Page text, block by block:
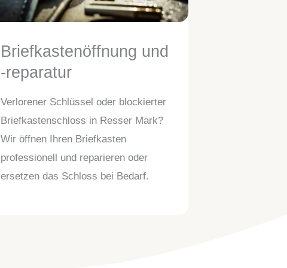
Briefkastenöffnung und
-reparatur
Verlorener Schlüssel oder blockierter
Briefkastenschloss in Resser Mark?
Wir öffnen Ihren Briefkasten
professionell und reparieren oder
ersetzen das Schloss bei Bedarf.